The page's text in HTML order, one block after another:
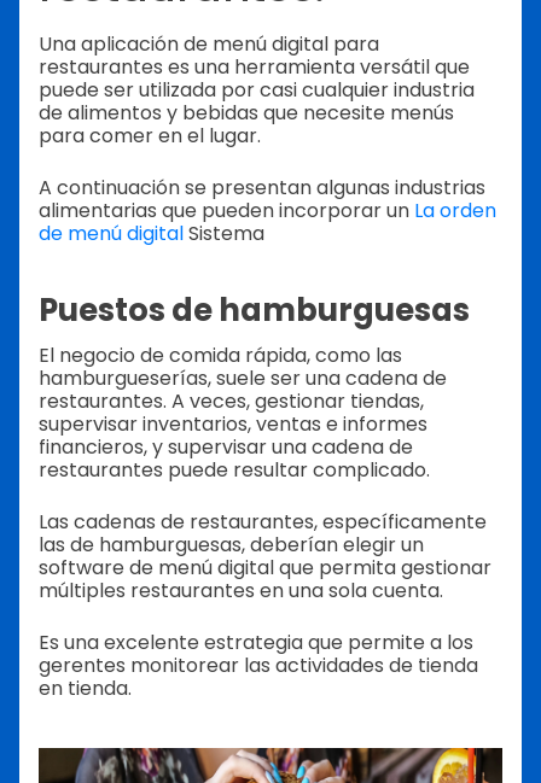
Una aplicación de menú digital para
restaurantes es una herramienta versátil que
puede ser utilizada por casi cualquier industria
de alimentos y bebidas que necesite menús
para comer en el lugar.
A continuación se presentan algunas industrias
alimentarias que pueden incorporar un La orden
de menú digitalSistema
Puestos de hamburguesas
El negocio de comida rápida, como las
hamburgueserías, suele ser una cadena de
restaurantes. A veces, gestionar tiendas,
supervisar inventarios, ventas e informes
financieros, y supervisar una cadena de
restaurantes puede resultar complicado.
Las cadenas de restaurantes, específicamente
las de hamburguesas, deberían elegir un
software de menú digital que permita gestionar
múltiples restaurantes en una sola cuenta.
Es una excelente estrategia que permite a los
gerentes monitorear las actividades de tienda
en tienda.